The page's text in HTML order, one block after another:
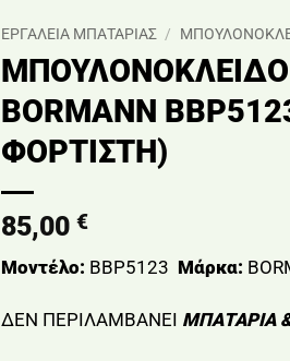
ΕΡΓΑΛΕΙΑ ΜΠΑΤΑΡΙΑΣ /
ΜΠΟΥΛΟΝΟΚΛΕΙΔΟ
BORMANN
ΦΟΡΤΙΣΤΗ)
85,00 €
Μοντέλο: BBP5123 Μάρκα:
ΔΕΝ ΠΕΡΙΛΑΜΒΑΝΕΙ ΜΠΑΤΑΡΙΑ